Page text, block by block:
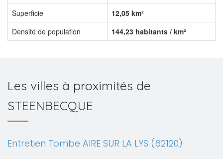
Superficie
12,05 km²
Densité de population
144,23 habitants / km²
Les villes à proximités de
STEENBECQUE
Entretien Tombe AIRE SUR LA LYS (62120)